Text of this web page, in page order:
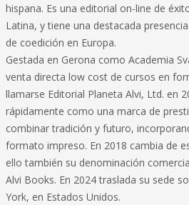
hispana. Es una editorial on-line de
Latina, y tiene una destacada
de coedición en Europa.
Gestada en Gerona como Academia
venta directa low cost de cursos en
llamarse Editorial Planeta Alvi, Ltd. en
rápidamente como una marca de
combinar tradición y futuro,
formato impreso. En 2018 cambia de
ello también su denominación
Alvi Books. En 2024 traslada su sede
York, en Estados Unidos.